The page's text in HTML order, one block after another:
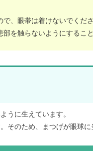
、眼帯は着けないでくださ
を触らないようにするこ
うに生えています。
そのため、まつげが眼球